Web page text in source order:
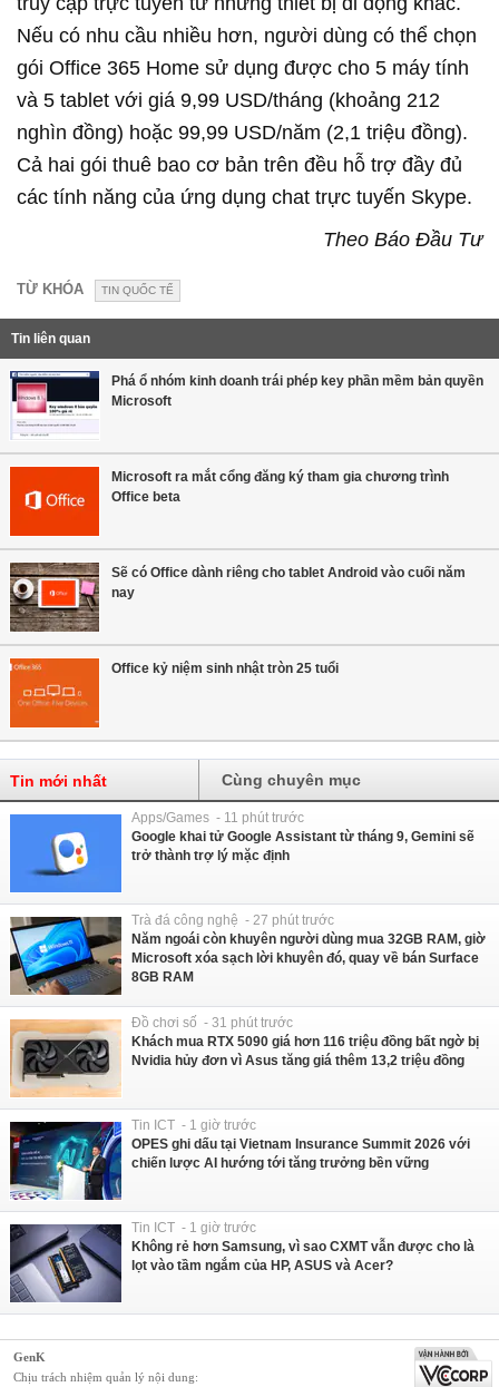
Nếu có nhu cầu nhiều hơn, người dùng có thể chọn
gói Office 365 Home sử dụng được cho 5 máy tính
và 5 tablet với giá 9,99 USD/tháng (khoảng 212
nghìn đồng) hoặc 99,99 USD/năm (2,1 triệu đồng).
Cả hai gói thuê bao cơ bản trên đều hỗ trợ đầy đủ
các tính năng của ứng dụng chat trực tuyến Skype.
Theo Báo Đầu Tư
TỪ KHÓA TIN QUỐC TẾ
Tin liên quan
Phá ổ nhóm kinh doanh trái phép key phần mềm bản quyền
Microsoft
Microsoft ra mắt cổng đăng ký tham gia chương trình
Office beta
Sẽ có Office dành riêng cho tablet Android vào cuối năm
nay
Office kỷ niệm sinh nhật tròn 25 tuổi
Tin mới nhất Cùng chuyên mục
Apps/Games - 11 phút trước
Google khai tử Google Assistant từ tháng 9, Gemini sẽ
trở thành trợ lý mặc định
Trà đá công nghệ - 27 phút trước
Năm ngoái còn khuyên người dùng mua 32GB RAM, giờ
Microsoft xóa sạch lời khuyên đó, quay về bán Surface
8GB RAM
Đồ chơi số - 31 phút trước
Khách mua RTX 5090 giá hơn 116 triệu đồng bất ngờ bị
Nvidia hủy đơn vì Asus tăng giá thêm 13,2 triệu đồng
Tin ICT - 1 giờ trước
OPES ghi dấu tại Vietnam Insurance Summit 2026 với
chiến lược AI hướng tới tăng trưởng bền vững
Tin ICT - 1 giờ trước
Không rẻ hơn Samsung, vì sao CXMT vẫn được cho là
lọt vào tầm ngắm của HP, ASUS và Acer?
GenK
Chịu trách nhiệm quản lý nội dung: